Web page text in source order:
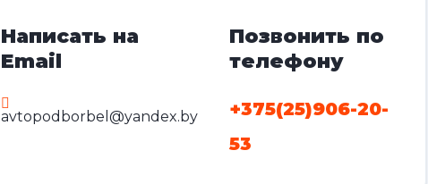
Написать на
Email
avtopodborbel@yandex.by
Позвонить по
телефону
+375(25)906-20-
53